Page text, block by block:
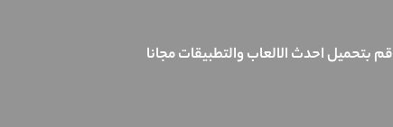
قم بتحميل احدث الالعاب والتطبيقات مجانا